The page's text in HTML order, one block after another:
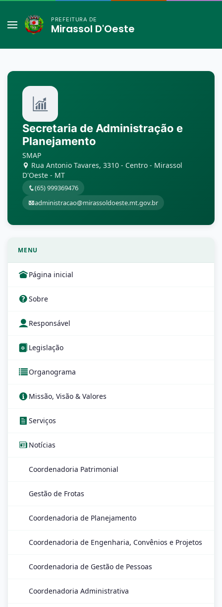
PREFEITURA DE
Mirassol D'Oeste
Secretaria de Administração e
Planejamento
SMAP
Rua Antonio Tavares, 3310 - Centro - Mirassol
D'Oeste - MT
(65) 999369476
administracao@mirassoldoeste.mt.gov.br
MENU
Página inicial
Sobre
Responsável
Legislação
Organograma
Missão, Visão & Valores
Serviços
Notícias
Coordenadoria Patrimonial
Gestão de Frotas
Coordenadoria de Planejamento
Coordenadoria de Engenharia, Convênios e Projetos
Coordenadoria de Gestão de Pessoas
Coordenadoria Administrativa